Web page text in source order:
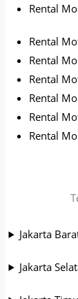
Rental
Rental
Rental
Rental
Rental
Rental
Rental
Jakarta
Jakarta